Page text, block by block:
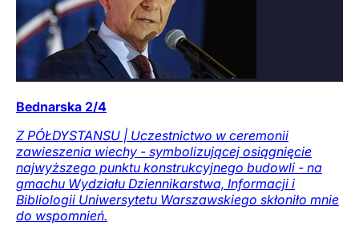
Bednarska 2/4
Z PÓŁDYSTANSU | Uczestnictwo w ceremonii
zawieszenia wiechy - symbolizującej osiągnięcie
najwyższego punktu konstrukcyjnego budowli - na
gmachu Wydziału Dziennikarstwa, Informacji i
Bibliologii Uniwersytetu Warszawskiego skłoniło mnie
do wspomnień.